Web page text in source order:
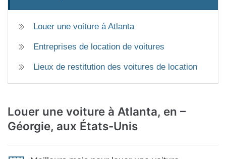
Louer une voiture à Atlanta
Entreprises de location de voitures
Lieux de restitution des voitures de location
Louer une voiture à Atlanta, en –
Géorgie, aux États-Unis